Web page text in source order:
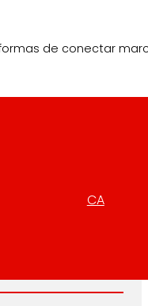
de conectar
CA